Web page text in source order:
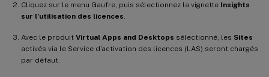
Cliquez sur le menu Gaufre, puis sélectionnez la vignette Insights
sur l’utilisation des licences.
Avec le produit Virtual Apps and Desktops sélectionné, les Sites
activés via le Service d’activation des licences (LAS) seront chargés
par défaut.